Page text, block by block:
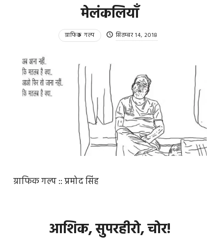
मेलंकलियाँ
ग्राफिक गल्प सितम्बर 14, 2018
ग्राफिक गल्प :: प्रमोद सिंह
आशिक, सुपरहीरो, चोर!